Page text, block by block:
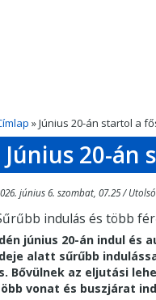
» Június 20-án startol a
Június 20-án
június 6. szombat, 07.25 /
indulás és több
június 20-án indul és
alatt sűrűbb
Bővülnek az eljutási
vonat és buszjárat